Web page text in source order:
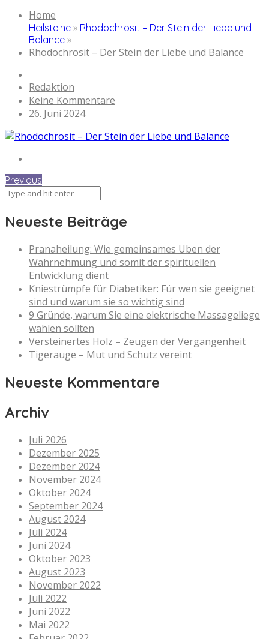
Home
Heilsteine » Rhodochrosit – Der Stein der Liebe und
Balance »
Rhodochrosit – Der Stein der Liebe und Balance
Redaktion
Keine Kommentare
26. Juni 2024
Previous
Neueste Beiträge
Pranaheilung: Wie gemeinsames Üben der
Wahrnehmung und somit der spirituellen
Entwicklung dient
Kniestrümpfe für Diabetiker: Für wen sie geeignet
sind und warum sie so wichtig sind
9 Gründe, warum Sie eine elektrische Massageliege
wählen sollten
Versteinertes Holz – Zeugen der Vergangenheit
Tigerauge – Mut und Schutz vereint
Neueste Kommentare
Archiv
Juli 2026
Dezember 2025
Dezember 2024
November 2024
Oktober 2024
September 2024
August 2024
Juli 2024
Juni 2024
Oktober 2023
August 2023
November 2022
Juli 2022
Juni 2022
Mai 2022